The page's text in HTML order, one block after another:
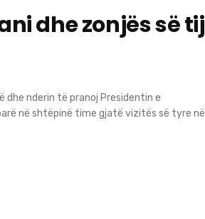
dhe zonjës së tij
dhe nderin të pranoj Presidentin e
në shtëpinë time gjatë vizitës së tyre në